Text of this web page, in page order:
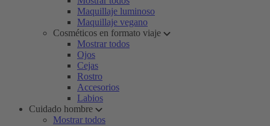
Maquillaje luminoso
Maquillaje vegano
Cosméticos en formato viaje
Mostrar todos
Ojos
Cejas
Rostro
Accesorios
Labios
Cuidado hombre
Mostrar todos